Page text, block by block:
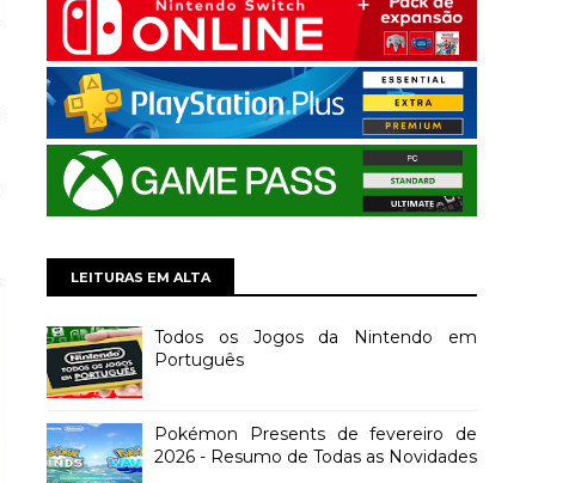
LEITURAS EM ALTA
Todos os Jogos da Nintendo em
Português
Pokémon Presents de fevereiro de
2026 - Resumo de Todas as Novidades